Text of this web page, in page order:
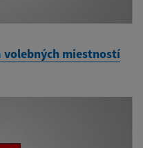
volebných miestností